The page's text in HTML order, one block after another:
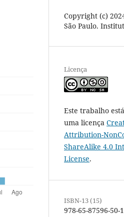
Copyright (c)
São Paulo.
Licença
Este trabalho
uma licença
Attribution-
ShareAlike 4.0
License.
ISBN-13 (15)
978-65-87596-50-1